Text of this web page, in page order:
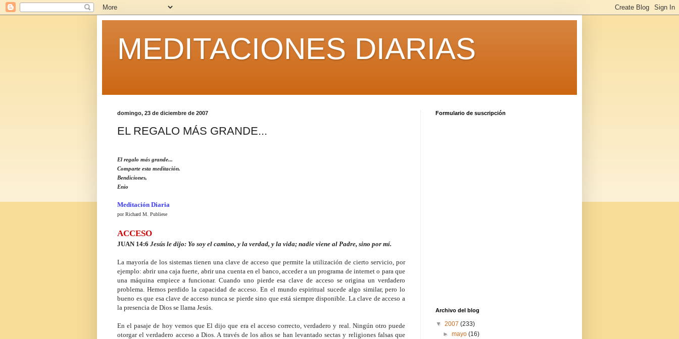
MEDITACIONES DIARIAS
domingo, 23 de diciembre de 2007
EL REGALO MÁS GRANDE...
El regalo más grande...
Comparte esta meditación.
Bendiciones,
Enio
Meditación Diaria
por Richard M. Publiese
ACCESO
JUAN 14:6 Jesús le dijo: Yo soy el camino, y la verdad, y la vida; nadie viene al Padre, sino por mí.
La mayoría de los sistemas tienen una clave de acceso que permite la utilización de cierto servicio, por
ejemplo: abrir una caja fuerte, abrir una cuenta en el banco, acceder a un programa de internet o para que
una máquina empiece a funcionar. Cuando uno pierde esa clave de acceso se origina un verdadero
problema. Hemos perdido la capacidad de acceso. En el mundo espiritual sucede algo similar, pero lo
bueno es que esa clave de acceso nunca se pierde sino que está siempre disponible. La clave de acceso a
la presencia de Dios se llama Jesús.
En el pasaje de hoy vemos que El dijo que era el acceso correcto, verdadero y real. Ningún otro puede
otorgar el verdadero acceso a Dios. A través de los años se han levantado sectas y religiones falsas que
Formulario de suscripción
Archivo del blog
▼ 2007 (233)
►mayo(16)